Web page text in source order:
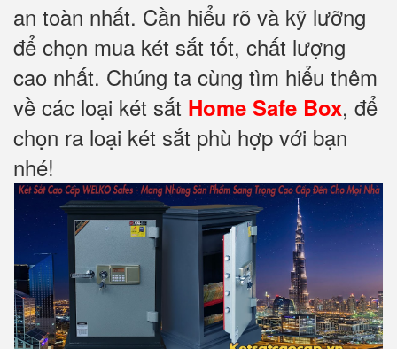
an toàn nhất. Cần hiểu rõ và kỹ lưỡng
để chọn mua két sắt tốt, chất lượng
cao nhất. Chúng ta cùng tìm hiểu thêm
về các loại két sắt Home Safe Box, để
chọn ra loại két sắt phù hợp với bạn
nhé!